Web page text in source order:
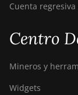
Cuenta
Centro
Mineros y
Widgets